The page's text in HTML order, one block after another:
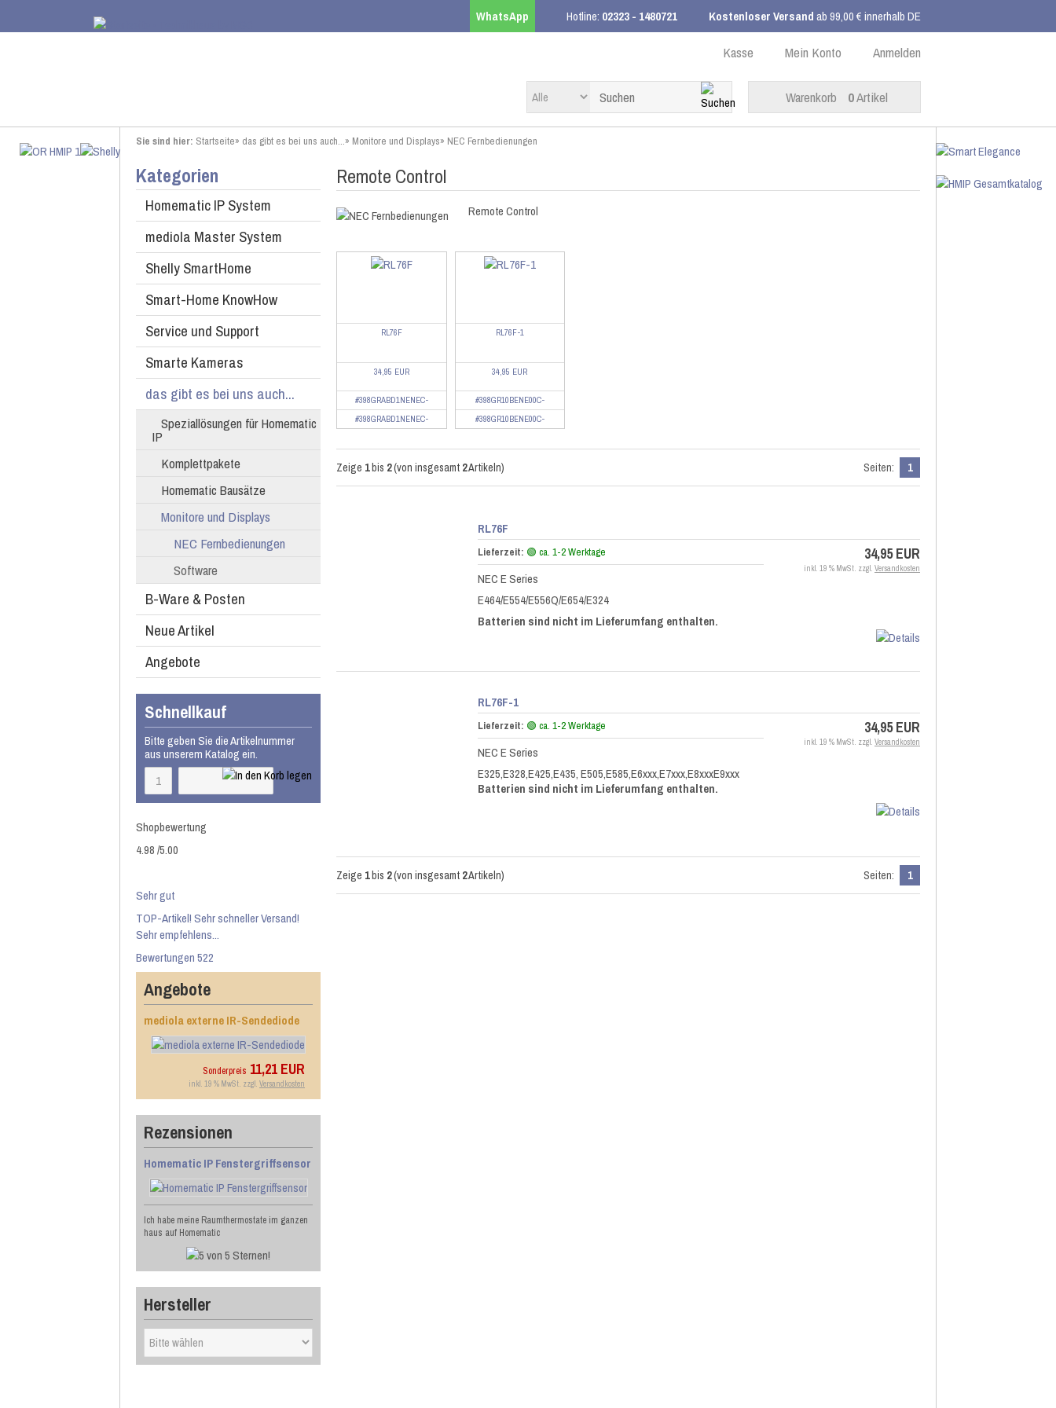
WhatsApp Hotline: 02323 - 1480721 Kostenloser Versandab 99,00 € innerhalb DE
Anmelden
Mein Konto
Kasse
Warenkorb 0Artikel
Sie sind hier: Startseite» das gibt es bei uns auch...» Monitore und Displays» NEC Fernbedienungen
Kategorien
Homematic IP System
mediola Master System
Shelly SmartHome
Smart-Home KnowHow
Service und Support
Smarte Kameras
das gibt es bei uns auch...
Speziallösungen für Homematic
IP
Komplettpakete
Homematic Bausätze
Monitore und Displays
NEC Fernbedienungen
Software
B-Ware & Posten
Neue Artikel
Angebote
Schnellkauf
Bitte geben Sie die Artikelnummer
aus unserem Katalog ein.
Shopbewertung
4.98/5.00
Sehr gut
TOP-Artikel! Sehr schneller Versand!
Sehr empfehlens...
Bewertungen 522
Angebote
mediola externe IR-Sendediode
Sonderpreis 11,21 EUR
inkl. 19 % MwSt. zzgl. Versandkosten
Rezensionen
Homematic IP Fenstergriffsensor
Ich habe meine Raumthermostate im ganzen
haus auf Homematic
Hersteller
Remote Control
Remote Control
RL76F
34,95 EUR
#398GRABD1NENEC-
#398GRABD1NENEC-
RL76F-1
34,95 EUR
#398GR10BENE00C-
#398GR10BENE00C-
Zeige 1bis 2(von insgesamt 2Artikeln) Seiten: 1
RL76F
Lieferzeit: 🟢 ca. 1-2 Werktage
NEC E Series
E464/E554/E556Q/E654/E324
Batterien sind nicht im Lieferumfang enthalten.
34,95 EUR
inkl. 19 % MwSt. zzgl. Versandkosten
RL76F-1
Lieferzeit: 🟢 ca. 1-2 Werktage
NEC E Series
E325,E328,E425,E435, E505,E585,E6xxx,E7xxx,E8xxxE9xxx
Batterien sind nicht im Lieferumfang enthalten.
34,95 EUR
inkl. 19 % MwSt. zzgl. Versandkosten
Zeige 1bis 2(von insgesamt 2Artikeln) Seiten: 1